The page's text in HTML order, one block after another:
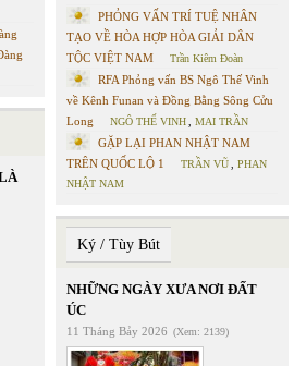
PHỎNG VẤN TRÍ TUỆ NHÂN
TẠO VỀ HÒA HỢP HÒA GIẢI DÂN
TỘC VIỆT NAM
Trần Kiêm Đoàn
RFA Phỏng vấn BS Ngô Thế Vinh
về Kênh Funan và Đồng Bằng Sông Cửu
Long
NGÔ THẾ VINH MAI TRẦN
GẶP LẠI PHAN NHẬT NAM
TRÊN QUỐC LỘ 1
TRẦN VŨ
PHAN
NHẬT NAM
Ký / Tùy Bút
NHỮNG NGÀY XƯA NƠI ĐẤT
ÚC
11 Tháng Bảy 2026 (Xem: 2139)